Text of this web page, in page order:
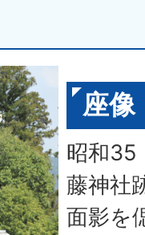
座像
昭和35
藤神社
面影を